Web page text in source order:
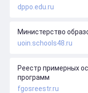
dppo.edu.ru
Министерство
uoin.schools48.ru
Реестр примерных
программ
fgosreestr.ru